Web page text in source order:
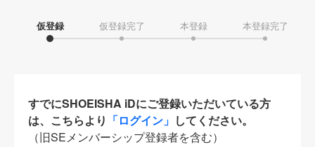
仮登録 仮登録完了 本登録 本登録完了
すでにSHOEISHA iDにご登録いただいている方
は、こちらより 「ログイン」 してください。
（旧SEメンバーシップ登録者を含む）